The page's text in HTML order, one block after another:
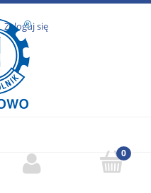
Zaloguj się